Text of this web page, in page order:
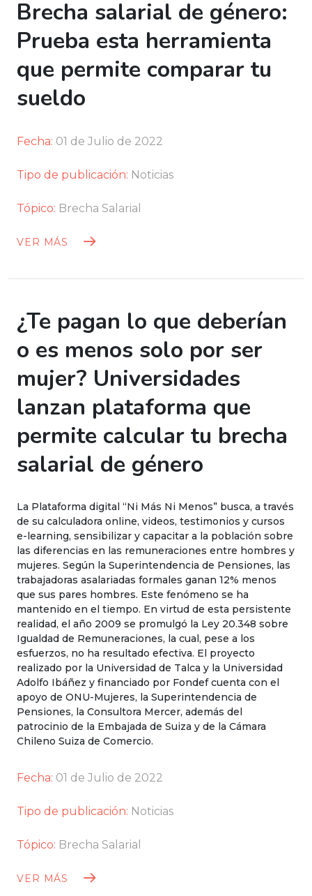
Brecha salarial de género:
Prueba esta herramienta
que permite comparar tu
sueldo
Fecha: 01 de Julio de 2022
Tipo de publicación: Noticias
Tópico: Brecha Salarial
VER MÁS
¿Te pagan lo que deberían
o es menos solo por ser
mujer? Universidades
lanzan plataforma que
permite calcular tu brecha
salarial de género
La Plataforma digital “Ni Más Ni Menos” busca, a través
de su calculadora online, videos, testimonios y cursos
e-learning, sensibilizar y capacitar a la población sobre
las diferencias en las remuneraciones entre hombres y
mujeres. Según la Superintendencia de Pensiones, las
trabajadoras asalariadas formales ganan 12% menos
que sus pares hombres. Este fenómeno se ha
mantenido en el tiempo. En virtud de esta persistente
realidad, el año 2009 se promulgó la Ley 20.348 sobre
Igualdad de Remuneraciones, la cual, pese a los
esfuerzos, no ha resultado efectiva. El proyecto
realizado por la Universidad de Talca y la Universidad
Adolfo Ibáñez y financiado por Fondef cuenta con el
apoyo de ONU-Mujeres, la Superintendencia de
Pensiones, la Consultora Mercer, además del
patrocinio de la Embajada de Suiza y de la Cámara
Chileno Suiza de Comercio.
Fecha: 01 de Julio de 2022
Tipo de publicación: Noticias
Tópico: Brecha Salarial
VER MÁS